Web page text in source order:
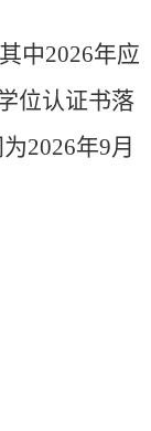
中2026年应
位认证书落
2026年9月